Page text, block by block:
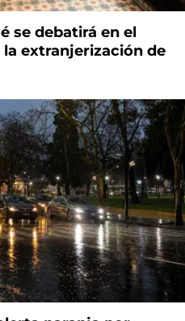
se debatirá en el
la extranjerización de